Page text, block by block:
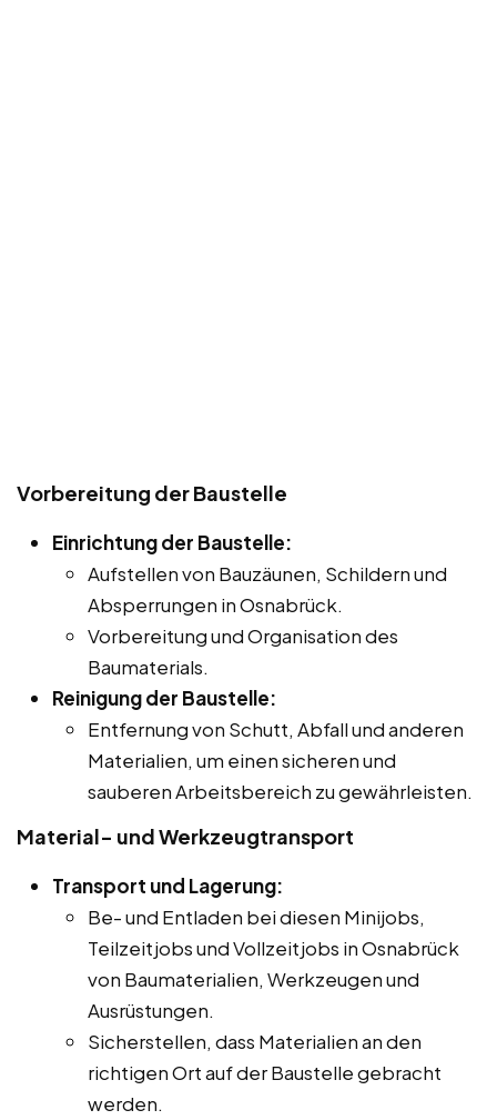
Vorbereitung der Baustelle
Einrichtung der Baustelle:
Aufstellen von Bauzäunen, Schildern und
Absperrungen in Osnabrück.
Vorbereitung und Organisation des
Baumaterials.
Reinigung der Baustelle:
Entfernung von Schutt, Abfall und anderen
Materialien, um einen sicheren und
sauberen Arbeitsbereich zu gewährleisten.
Material- und Werkzeugtransport
Transport und Lagerung:
Be- und Entladen bei diesen Minijobs,
Teilzeitjobs und Vollzeitjobs in Osnabrück
von Baumaterialien, Werkzeugen und
Ausrüstungen.
Sicherstellen, dass Materialien an den
richtigen Ort auf der Baustelle gebracht
werden.